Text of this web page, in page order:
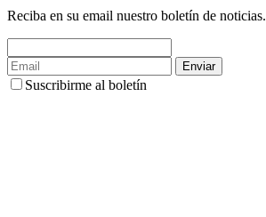
Reciba en su email nuestro boletín de noticias.
Enviar
Suscribirme al boletín